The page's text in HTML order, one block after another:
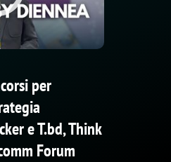
per
e T.bd, Think
Forum